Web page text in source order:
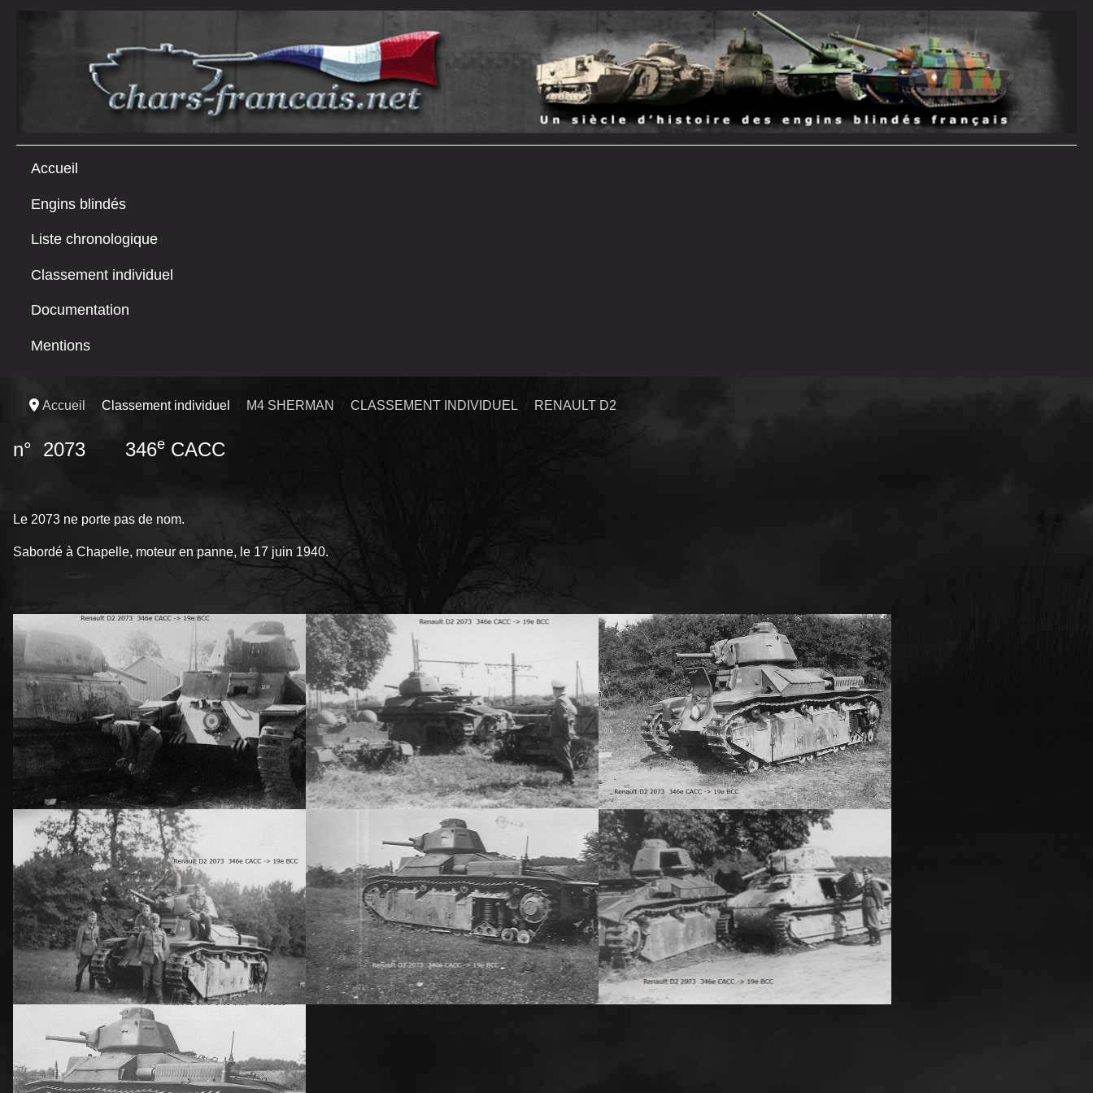
Accueil
Engins blindés
Liste chronologique
Classement individuel
Documentation
Mentions
Accueil Classement individuel M4 SHERMAN CLASSEMENT INDIVIDUEL RENAULT D2
n° 2073 346e CACC
Le 2073 ne porte pas de nom.
Sabordé à Chapelle, moteur en panne, le 17 juin 1940.